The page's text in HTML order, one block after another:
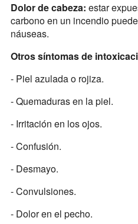
Dolor de cabeza: estar
carbono en un incendio
náuseas.
Otros síntomas de
- Piel azulada o rojiza.
- Quemaduras en la piel.
- Irritación en los ojos.
- Confusión.
- Desmayo.
- Convulsiones.
- Dolor en el pecho.